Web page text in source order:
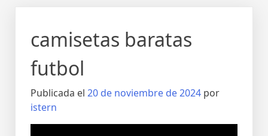
camisetas baratas
futbol
Publicada el 20 de noviembre de 2024 por
istern